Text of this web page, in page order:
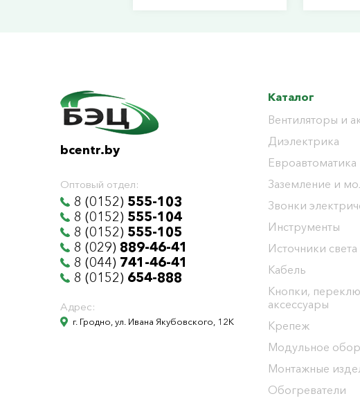
bcentr.by
Оптовый отдел:
8 (0152) 555-103
8 (0152) 555-104
8 (0152) 555-105
8 (029) 889-46-41
8 (044) 741-46-41
8 (0152) 654-888
Адрес:
г. Гродно, ул. Ивана Якубовского, 12К
Каталог
Вентиляторы и
Диэлектрика
Евроавтоматика
Заземление и
Звонки
Инструменты
Источники света
Кабель
Кнопки,
аксессуары
Крепеж
Модульное
Монтажные
Обогреватели